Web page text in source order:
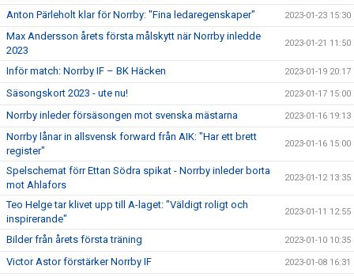
Anton Pärleholt klar för Norrby: "Fina ledaregenskaper" 2023-01-23 15:30
Max Andersson årets första målskytt när Norrby inledde
2023
2023-01-21 11:50
Inför match: Norrby IF – BK Häcken 2023-01-19 20:17
Säsongskort 2023 - ute nu! 2023-01-17 15:00
Norrby inleder försäsongen mot svenska mästarna 2023-01-16 19:13
Norrby lånar in allsvensk forward från AIK: "Har ett brett
register"
2023-01-16 15:00
Spelschemat förr Ettan Södra spikat - Norrby inleder borta
mot Ahlafors
2023-01-12 13:35
Teo Helge tar klivet upp till A-laget: "Väldigt roligt och
inspirerande"
2023-01-11 12:55
Bilder från årets första träning 2023-01-10 10:35
Victor Astor förstärker Norrby IF 2023-01-08 16:31